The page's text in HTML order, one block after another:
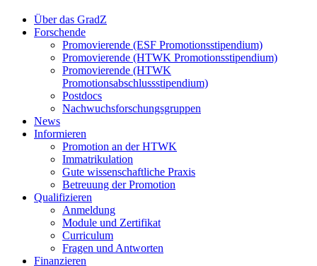
Über das GradZ
Forschende
Promovierende (ESF Promotionsstipendium)
Promovierende (HTWK Promotionsstipendium)
Promovierende (HTWK
Promotionsabschlussstipendium)
Postdocs
Nachwuchsforschungsgruppen
News
Informieren
Promotion an der HTWK
Immatrikulation
Gute wissenschaftliche Praxis
Betreuung der Promotion
Qualifizieren
Anmeldung
Module und Zertifikat
Curriculum
Fragen und Antworten
Finanzieren